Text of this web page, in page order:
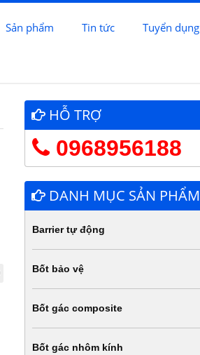
Sản phẩm Tin tức Tuyển dụng
HỖ TRỢ
0968956188
DANH MỤC SẢN PHẨM
Barrier tự động
Bốt bảo vệ
Bốt gác composite
Bốt gác nhôm kính